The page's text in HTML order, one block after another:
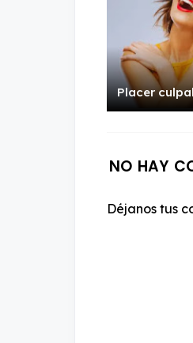
Placer
NO HAY
Déjanos tus